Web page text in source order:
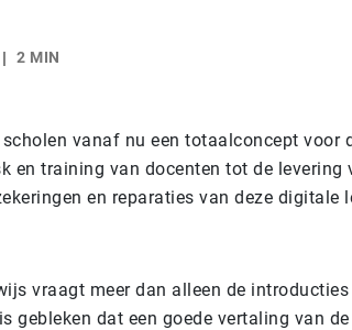
2 MIN
vanaf nu een totaalconcept voor
en training van docenten tot de levering
en reparaties van deze digitale
vraagt meer dan alleen de
gebleken dat een goede vertaling van